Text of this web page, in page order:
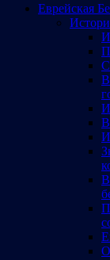
Еврейская